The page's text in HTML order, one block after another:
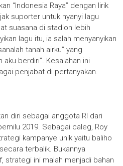
“Indonesia Raya” dengan lirik
suporter untuk nyanyi lagu
suasana di stadion lebih
lagu itu, ia salah menyanyikan
tanah airku” yang
aku berdiri”. Kesalahan ini
penjabat di pertanyakan.
diri sebagai anggota RI dari
2019. Sebagai caleg, Roy
kampanye unik yaitu baliho
terbalik. Bukannya
strategi ini malah menjadi bahan